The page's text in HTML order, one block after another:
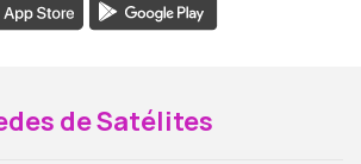
de Satélites